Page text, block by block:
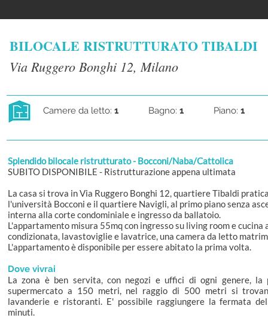
BILOCALE RISTRUTTURATO TIBALDI
Via Ruggero Bonghi 12, Milano
Camere da letto: 1 Bagno: 1 Piano: 1
Splendido bilocale ristrutturato - Bocconi/Naba/Cattolica
SUBITO DISPONIBILE - Ristrutturazione appena ultimata
La casa si trova in Via Ruggero Bonghi 12, quartiere Tibaldi
l'università Bocconi e il quartiere Navigli, al primo piano senza
interna alla corte condominiale e ingresso da ballatoio.
L'appartamento misura 55mq con ingresso su living room e
condizionata, lavastoviglie e lavatrice, una camera da letto
L'appartamento è disponibile per essere abitato la prima volta.
Dove vivrai
La zona è ben servita, con negozi e uffici di ogni genere, la
supermercato a 150 metri, nel raggio di 500 metri si
lavanderie e ristoranti. E' possibile raggiungere la fermata
minuti.